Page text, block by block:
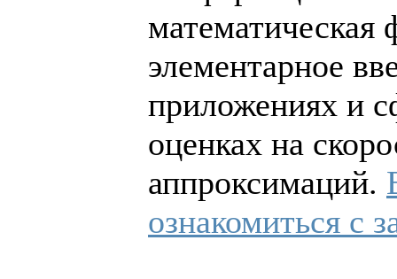
элементарное
приложениях и
оценках на
аппроксимаций.
ознакомиться с